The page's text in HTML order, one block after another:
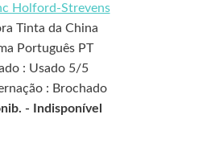
Holford-Strevens
Tinta da China
Português PT
: Usado 5/5
: Brochado
-
Indisponível